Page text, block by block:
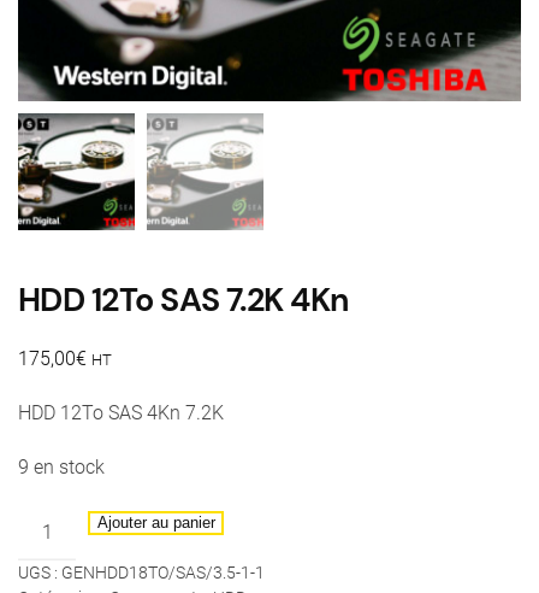
HDD 12To SAS 7.2K 4Kn
175,00€ HT
HDD 12To SAS 4Kn 7.2K
9 en stock
quantité
HDD
Ajouter au panier
UGS : GENHDD18TO/SAS/3.5-1-1